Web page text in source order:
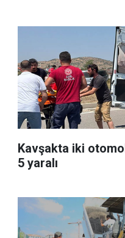
Kavşakta iki
5 yaralı